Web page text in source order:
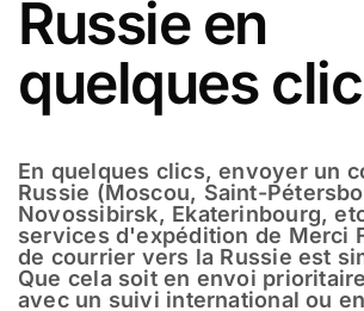
Russie en
quelques
En quelques clics, envoyer un
Russie (Moscou, Saint-
Novossibirsk, Ekaterinbourg,
services d'expédition de Merci
de courrier vers la Russie est
Que cela soit en envoi
avec un suivi international ou